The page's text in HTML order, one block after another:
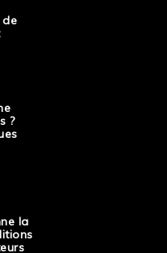
?
la